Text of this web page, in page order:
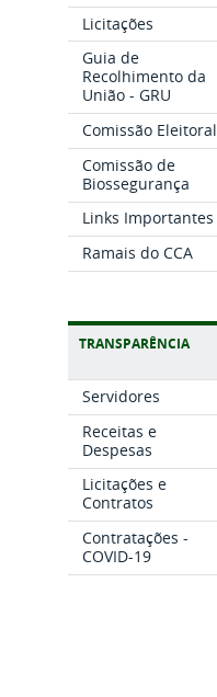
Licitações
Guia de
Recolhimento da
União - GRU
Comissão Eleitoral
Comissão de
Biossegurança
Links Importantes
Ramais do CCA
TRANSPARÊNCIA
Servidores
Receitas e
Despesas
Licitações e
Contratos
Contratações -
COVID-19